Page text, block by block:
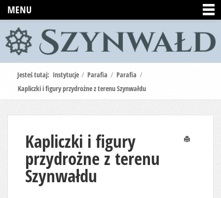
MENU
Jesteś tutaj: Instytucje / Parafia / Parafia /
Kapliczki i figury przydrożne z terenu Szynwałdu
Kapliczki i figury
przydrożne z terenu
Szynwałdu